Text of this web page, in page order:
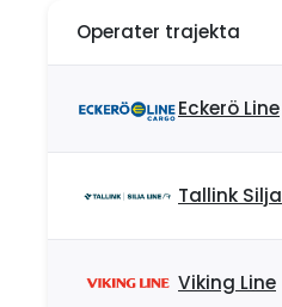
Operater trajekta
Eckerö Line
Tallink Silja
Viking Line